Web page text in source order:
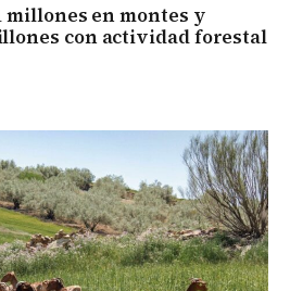
en montes y
con actividad forestal